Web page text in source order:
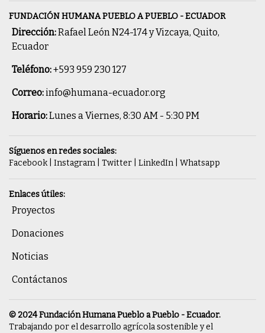
FUNDACIÓN HUMANA PUEBLO A PUEBLO - ECUADOR
Dirección:Rafael León N24-174 y Vizcaya, Quito,
Ecuador
Teléfono:+593 959 230 127
Correo:info@humana-ecuador.org
Horario:Lunes a Viernes, 8:30 AM - 5:30 PM
Síguenos en redes sociales:
Facebook| Instagram Twitter LinkedIn Whatsapp
Enlaces útiles:
Proyectos
Donaciones
Noticias
Contáctanos
© 2024 Fundación Humana Pueblo a Pueblo - Ecuador.
Trabajando por el desarrollo agrícola sostenible y el